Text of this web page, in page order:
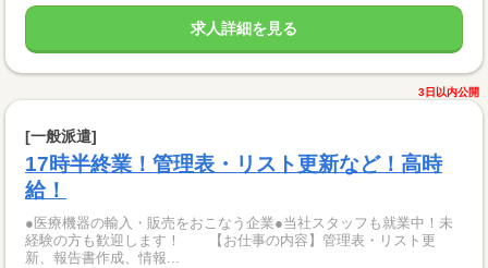
求人詳細を見る
3日以内公開
[一般派遣]
17時半終業！管理表・リスト更新など！高時
給！
●医療機器の輸入・販売をおこなう企業●当社スタッフも就業中！未
経験の方も歓迎します！ 【お仕事の内容】管理表・リスト更
新、報告書作成、情報...